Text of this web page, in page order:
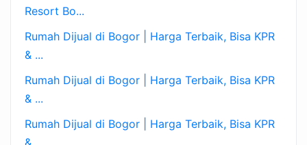
Resort Bo...
Rumah Dijual di Bogor | Harga Terbaik, Bisa KPR
& ...
Rumah Dijual di Bogor | Harga Terbaik, Bisa KPR
& ...
Rumah Dijual di Bogor | Harga Terbaik, Bisa KPR
& ...